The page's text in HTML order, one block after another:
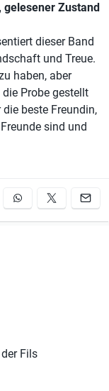
gelesener Zustand
dieser Band
und Treue.
haben, aber
Probe gestellt
beste Freundin,
sind und
Fils